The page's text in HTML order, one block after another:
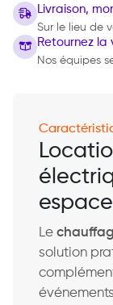
Livraison,
Sur le lieu de
Retournez la
Nos équipes
Le
solution